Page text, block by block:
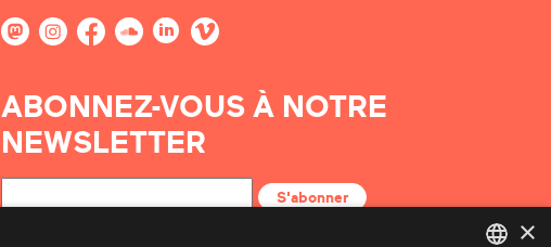
ABONNEZ-VOUS À NOTRE
NEWSLETTER
S'abonner
×